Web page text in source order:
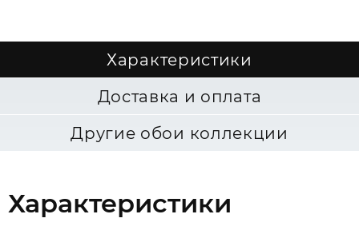
Характеристики
Доставка и оплата
Другие обои коллекции
Характеристики